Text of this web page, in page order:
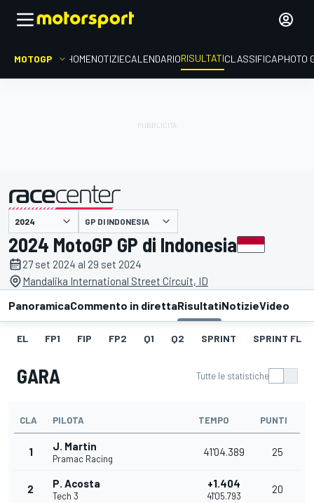
MOTOGP HOMENOTIZIECALENDARIORISULTATICLASSIFICAPHOTO
presentato da GP DI INDONESIA
2024 MotoGP GP di Indonesia
27 set 2024 al 29 set 2024
Mandalika International Street Circuit, ID
PanoramicaCommento in direttaRisultatiNotizieVideo
EL FP1 FIP FP2 Q1 Q2 SPRINT SPRINT FL
GARA Tutte le statistiche
CLA PILOTA TEMPO PUNTI
1 J. Martin
Pramac Racing
41'04.389 25
2 P. Acosta
Tech 3
+1.404
41'05.793
20